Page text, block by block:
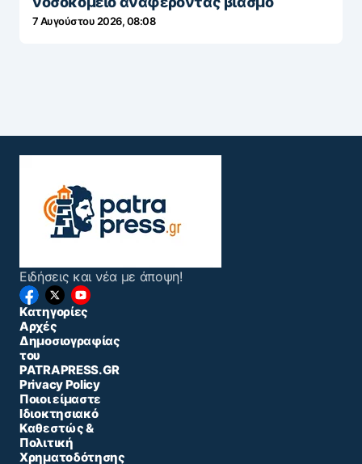
7 Αυγούστου 2026, 08:08
Ειδήσεις και νέα με άποψη!
Κατηγορίες
Αρχές
Δημοσιογραφίας
του
PATRAPRESS.GR
Privacy Policy
Ποιοι είμαστε
Ιδιοκτησιακό
Καθεστώς &
Πολιτική
Χρηματοδότησης